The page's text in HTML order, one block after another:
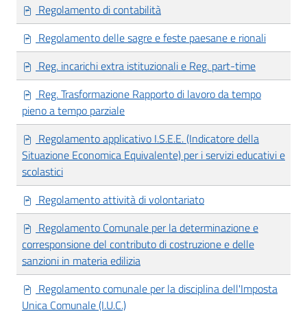
Regolamento di contabilità
Regolamento delle sagre e feste paesane e rionali
Reg. incarichi extra istituzionali e Reg. part-time
Reg. Trasformazione Rapporto di lavoro da tempo
pieno a tempo parziale
Regolamento applicativo I.S.E.E. (Indicatore della
Situazione Economica Equivalente) per i servizi educativi e
scolastici
Regolamento attività di volontariato
Regolamento Comunale per la determinazione e
corresponsione del contributo di costruzione e delle
sanzioni in materia edilizia
Regolamento comunale per la disciplina dell'Imposta
Unica Comunale (I.U.C.)